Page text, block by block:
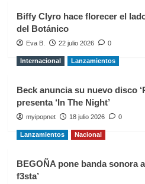
Biffy Clyro hace florecer el
del Botánico
Eva B. 22 julio 2026 0
Internacional Lanzamientos
Beck anuncia su nuevo disco
presenta ‘In The Night’
myipopnet 18 julio 2026 0
Lanzamientos Nacional
BEGOÑA pone banda sonora
f3sta’